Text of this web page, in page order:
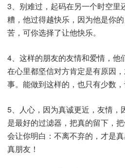
3、别难过，起码在另一个时空里
糟，他过得越快乐，因为他是你
苦，可你选择了让他快乐。
4、这样的朋友的友情和爱情，他
在心里都坚信对方肯定是有原因
事。能做到这样的，也只有少数，
5、人心，因为真诚更近，友情，
是最好的过滤器，把真的留下，
会让你明白：不离不弃的，才是
真朋友！